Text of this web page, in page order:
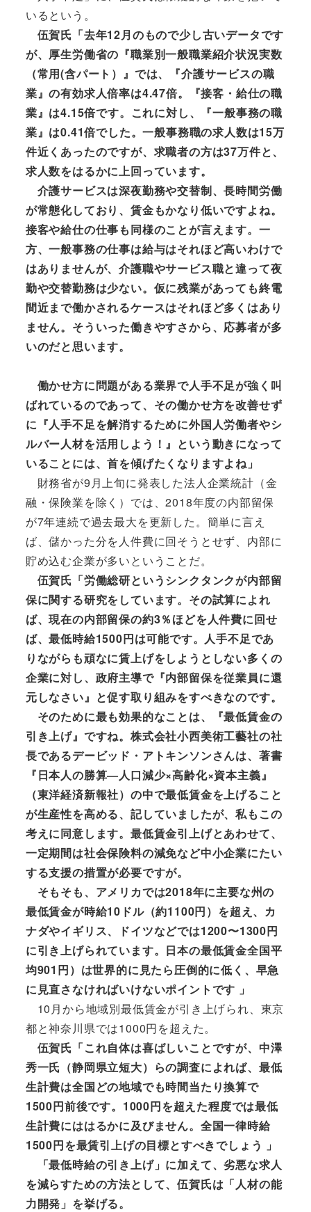
いるという。
伍賀氏「去年12月のもので少し古いデータです
が、厚生労働省の『職業別一般職業紹介状況実数
（常用(含パート）』では、『介護サービスの職
業』の有効求人倍率は4.47倍。『接客・給仕の職
業』は4.15倍です。これに対し、『一般事務の職
業』は0.41倍でした。一般事務職の求人数は15万
件近くあったのですが、求職者の方は37万件と、
求人数をはるかに上回っています。
介護サービスは深夜勤務や交替制、長時間労働
が常態化しており、賃金もかなり低いですよね。
接客や給仕の仕事も同様のことが言えます。一
方、一般事務の仕事は給与はそれほど高いわけで
はありませんが、介護職やサービス職と違って夜
勤や交替勤務は少ない。仮に残業があっても終電
間近まで働かされるケースはそれほど多くはあり
ません。そういった働きやすさから、応募者が多
いのだと思います。
働かせ方に問題がある業界で人手不足が強く叫
ばれているのであって、その働かせ方を改善せず
に『人手不足を解消するために外国人労働者やシ
ルバー人材を活用しよう！』という動きになって
いることには、首を傾げたくなりますよね」
財務省が9月上旬に発表した法人企業統計（金
融・保険業を除く）では、2018年度の内部留保
が7年連続で過去最大を更新した。簡単に言え
ば、儲かった分を人件費に回そうとせず、内部に
貯め込む企業が多いということだ。
伍賀氏「労働総研というシンクタンクが内部留
保に関する研究をしています。その試算によれ
ば、現在の内部留保の約3％ほどを人件費に回せ
ば、最低時給1500円は可能です。人手不足であ
りながらも頑なに賃上げをしようとしない多くの
企業に対し、政府主導で『内部留保を従業員に還
元しなさい』と促す取り組みをすべきなのです。
そのために最も効果的なことは、『最低賃金の
引き上げ』ですね。株式会社小西美術工藝社の社
長であるデービッド・アトキンソンさんは、著書
『日本人の勝算―人口減少×高齢化×資本主義』
（東洋経済新報社）の中で最低賃金を上げること
が生産性を高める、記していましたが、私もこの
考えに同意します。最低賃金引上げとあわせて、
一定期間は社会保険料の減免など中小企業にたい
する支援の措置が必要ですが。
そもそも、アメリカでは2018年に主要な州の
最低賃金が時給10ドル（約1100円）を超え、カ
ナダやイギリス、ドイツなどでは1200〜1300円
に引き上げられています。日本の最低賃金全国平
均901円）は世界的に見たら圧倒的に低く、早急
に見直さなければいけないポイントです 」
10月から地域別最低賃金が引き上げられ、東京
都と神奈川県では1000円を超えた。
伍賀氏「これ自体は喜ばしいことですが、中澤
秀一氏（静岡県立短大）らの調査によれば、最低
生計費は全国どの地域でも時間当たり換算で
1500円前後です。1000円を超えた程度では最低
生計費にははるかに及びません。全国一律時給
1500円を最賃引上げの目標とすべきでしょう 」
「最低時給の引き上げ」に加えて、劣悪な求人
を減らすための方法として、伍賀氏は「人材の能
力開発」を挙げる。